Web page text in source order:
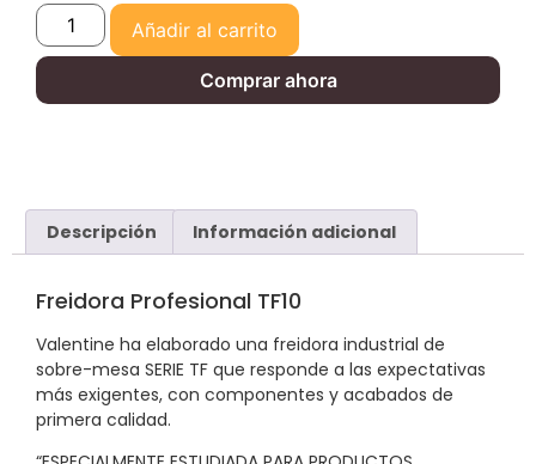
Añadir al carrito
Comprar ahora
Descripción Información adicional
Freidora Profesional TF10
Valentine ha elaborado una freidora industrial de
sobre-mesa SERIE TF que responde a las expectativas
más exigentes, con componentes y acabados de
primera calidad.